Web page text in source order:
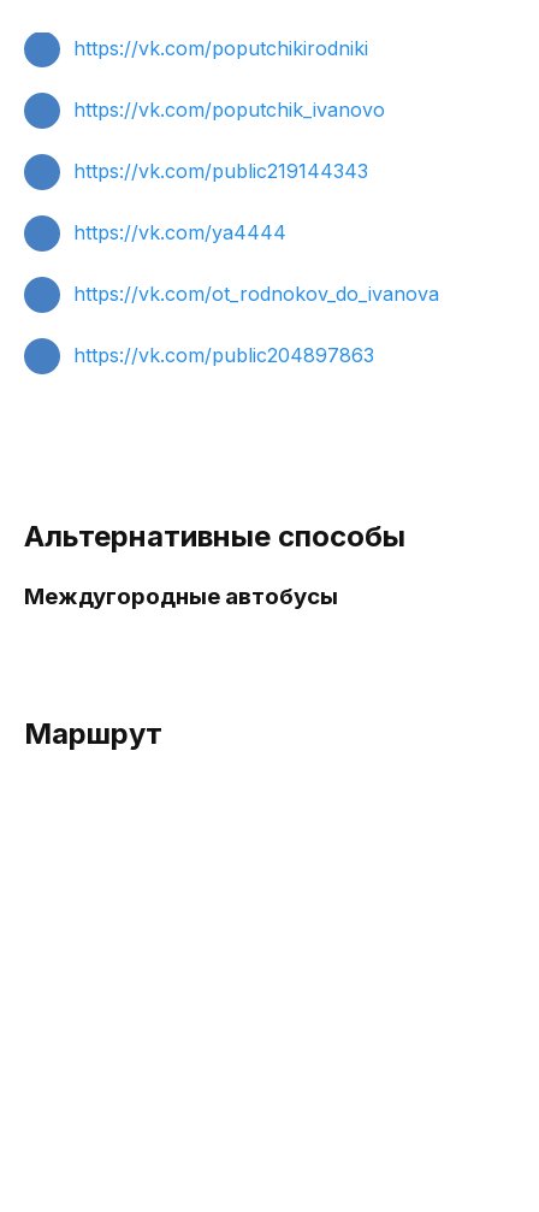
https://vk.com/poputchikirodniki
https://vk.com/poputchik_ivanovo
https://vk.com/public219144343
https://vk.com/ya4444
https://vk.com/ot_rodnokov_do_ivanova
https://vk.com/public204897863
Альтернативные способы
Междугородные автобусы
Маршрут